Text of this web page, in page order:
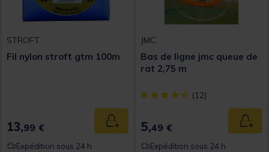
STROFT
Fil nylon stroft gtm 100m
13,99 € Ajouter au panier
Expédition sous 24 h
JMC
Bas de ligne jmc queue de
rat 2,75 m
[object Object] out of 5
(12)
5,49 €
Expédition sous 24 h